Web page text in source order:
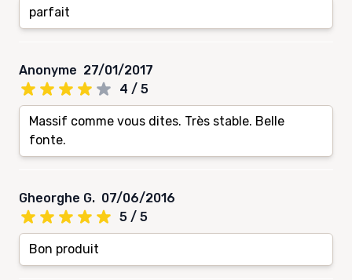
parfait
Anonyme 27/01/2017
4 / 5
Massif comme vous dites. Très stable. Belle
fonte.
Gheorghe G. 07/06/2016
5 / 5
Bon produit